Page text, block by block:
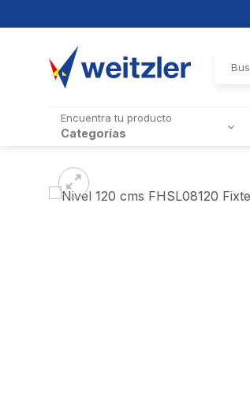
por:
Encuentra tu producto
Categorías